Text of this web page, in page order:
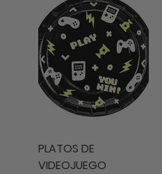
PLATOS DE
VIDEOJUEGO